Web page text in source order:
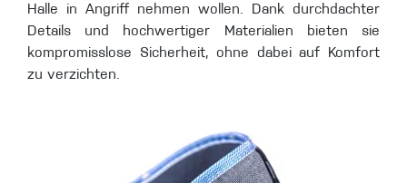
Halle in Angriff nehmen wollen. Dank durchdachter
Details und hochwertiger Materialien bieten sie
kompromisslose Sicherheit, ohne dabei auf Komfort
zu verzichten.